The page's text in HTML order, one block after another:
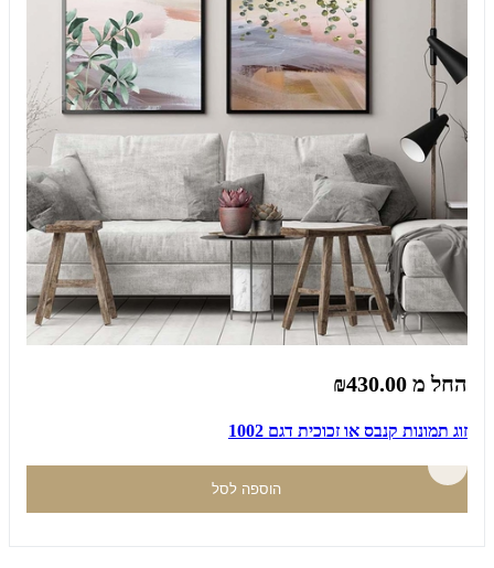
החל מ ₪430.00
זוג תמונות קנבס או זכוכית דגם 1002
הוספה לסל